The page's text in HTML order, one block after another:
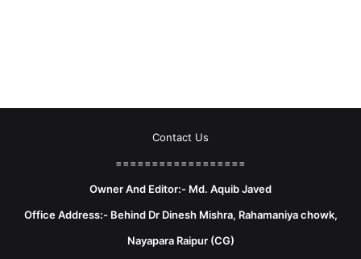
Contact Us
==================
Owner And Editor:- Md. Aquib Javed
Office Address:- Behind Dr Dinesh Mishra, Rahamaniya chowk,
Nayapara Raipur (CG)